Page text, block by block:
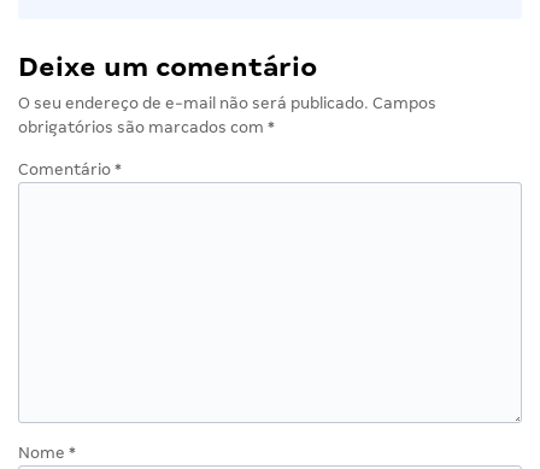
Deixe um comentário
O seu endereço de e-mail não será publicado. Campos
obrigatórios são marcados com *
Comentário *
Nome *